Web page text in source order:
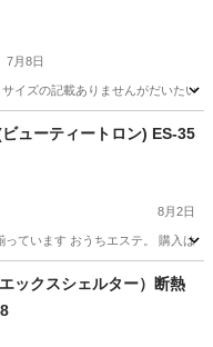
7月8日
イズの記載ありませんがだいたい
ピース
ューティートロン) ES-35
8月2日
ています おうちエステ。 購入は3
ックスシェルター）断熱